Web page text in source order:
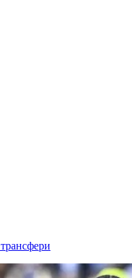
трансфери